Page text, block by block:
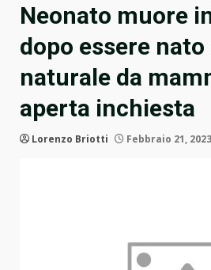
Neonato muore
dopo essere
naturale da
aperta inchiesta
Lorenzo Briotti Febbraio 21, 2023